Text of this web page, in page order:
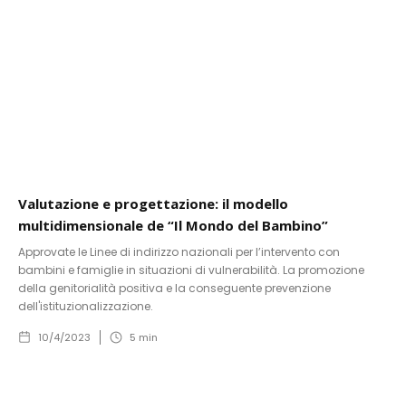
Valutazione e progettazione: il modello
multidimensionale de “Il Mondo del Bambino”
Approvate le Linee di indirizzo nazionali per l’intervento con
bambini e famiglie in situazioni di vulnerabilità. La promozione
della genitorialità positiva e la conseguente prevenzione
dell'istituzionalizzazione.
10/4/2023 5 min